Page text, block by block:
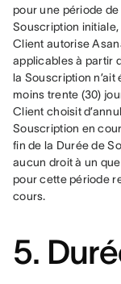
pour une période
Souscription initiale,
Client autorise
applicables à partir
la Souscription
moins trente (30)
Client choisit
Souscription en
fin de la Durée de
aucun droit à un
pour cette période
cours.
5.